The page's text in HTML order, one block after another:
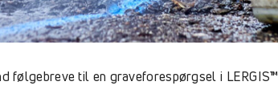
følgebreve til en graveforespørgsel i LERGIS™